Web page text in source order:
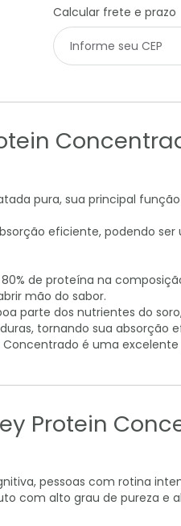
Calcular frete e prazo
pura, sua principal
eficiente, podendo
de proteína na
mão do sabor.
parte dos nutrientes do
tornando sua absorção
é uma
Protein
pessoas com rotina
com alto grau de pureza e